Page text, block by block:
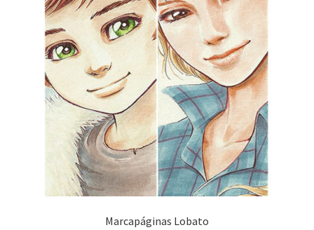
Marcapáginas Lobato